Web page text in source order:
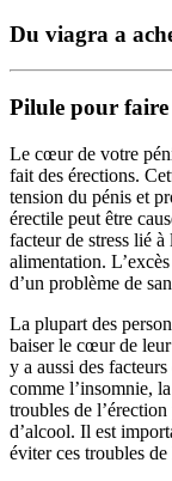
Du viagra a
Pilule pour
Le cœur de votre
fait des érections.
tension du pénis et
érectile peut être
facteur de stress lié
alimentation.
d’un problème de
La plupart des
baiser le cœur de
y a aussi des
comme l’insomnie,
troubles de
d’alcool. Il est
éviter ces troubles de